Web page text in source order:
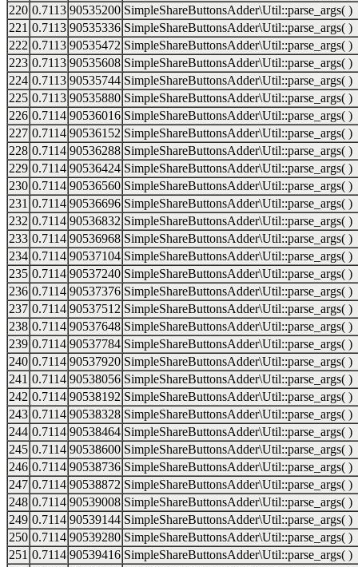
220 0.7113 90535200 SimpleShareButtonsAdder\Util::parse_args( )
221 0.7113 90535336 SimpleShareButtonsAdder\Util::parse_args( )
222 0.7113 90535472 SimpleShareButtonsAdder\Util::parse_args( )
223 0.7113 90535608 SimpleShareButtonsAdder\Util::parse_args( )
224 0.7113 90535744 SimpleShareButtonsAdder\Util::parse_args( )
225 0.7113 90535880 SimpleShareButtonsAdder\Util::parse_args( )
226 0.7114 90536016 SimpleShareButtonsAdder\Util::parse_args( )
227 0.7114 90536152 SimpleShareButtonsAdder\Util::parse_args( )
228 0.7114 90536288 SimpleShareButtonsAdder\Util::parse_args( )
229 0.7114 90536424 SimpleShareButtonsAdder\Util::parse_args( )
230 0.7114 90536560 SimpleShareButtonsAdder\Util::parse_args( )
231 0.7114 90536696 SimpleShareButtonsAdder\Util::parse_args( )
232 0.7114 90536832 SimpleShareButtonsAdder\Util::parse_args( )
233 0.7114 90536968 SimpleShareButtonsAdder\Util::parse_args( )
234 0.7114 90537104 SimpleShareButtonsAdder\Util::parse_args( )
235 0.7114 90537240 SimpleShareButtonsAdder\Util::parse_args( )
236 0.7114 90537376 SimpleShareButtonsAdder\Util::parse_args( )
237 0.7114 90537512 SimpleShareButtonsAdder\Util::parse_args( )
238 0.7114 90537648 SimpleShareButtonsAdder\Util::parse_args( )
239 0.7114 90537784 SimpleShareButtonsAdder\Util::parse_args( )
240 0.7114 90537920 SimpleShareButtonsAdder\Util::parse_args( )
241 0.7114 90538056 SimpleShareButtonsAdder\Util::parse_args( )
242 0.7114 90538192 SimpleShareButtonsAdder\Util::parse_args( )
243 0.7114 90538328 SimpleShareButtonsAdder\Util::parse_args( )
244 0.7114 90538464 SimpleShareButtonsAdder\Util::parse_args( )
245 0.7114 90538600 SimpleShareButtonsAdder\Util::parse_args( )
246 0.7114 90538736 SimpleShareButtonsAdder\Util::parse_args( )
247 0.7114 90538872 SimpleShareButtonsAdder\Util::parse_args( )
248 0.7114 90539008 SimpleShareButtonsAdder\Util::parse_args( )
249 0.7114 90539144 SimpleShareButtonsAdder\Util::parse_args( )
250 0.7114 90539280 SimpleShareButtonsAdder\Util::parse_args( )
251 0.7114 90539416 SimpleShareButtonsAdder\Util::parse_args( )